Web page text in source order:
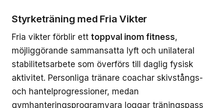
Styrketräning med Fria Vikter
Fria vikter förblir ett toppval inom fitness,
möjliggörande sammansatta lyft och unilateral
stabilitetsarbete som överförs till daglig fysisk
aktivitet. Personliga tränare coachar skivstångs-
och hantelprogressioner, medan
gymhanteringsprogramvara loggar träningspass